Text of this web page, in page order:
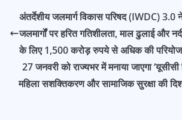
b
o
o
k
s
A
p
p
er l e
अंतर्देशीय जलमार्ग विकास परिषद (IWDC) 3.0
जलमार्गों पर हरित गतिशीलता, माल ढुलाई और
के लिए 1,500 करोड़ रुपये से अधिक की
27 जनवरी को राज्यभर में मनाया जाएगा ‘यूसीसी
महिला सशक्तिकरण और सामाजिक सुरक्षा की